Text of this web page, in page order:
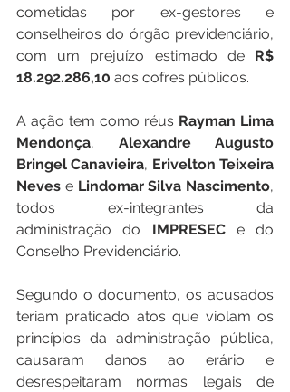
cometidas por ex-gestores e
conselheiros do órgão previdenciário,
com um prejuízo estimado de R$
18.292.286,10 aos cofres públicos.
A ação tem como réus Rayman Lima
Mendonça, Alexandre
Augusto
Bringel Canavieira, Erivelton Teixeira
Neves e Lindomar Silva Nascimento,
todos ex-integrantes da
administração do IMPRESEC e do
Conselho Previdenciário.
Segundo o documento, os acusados
teriam praticado atos que violam os
princípios da administração pública,
causaram danos ao erário e
desrespeitaram normas legais de